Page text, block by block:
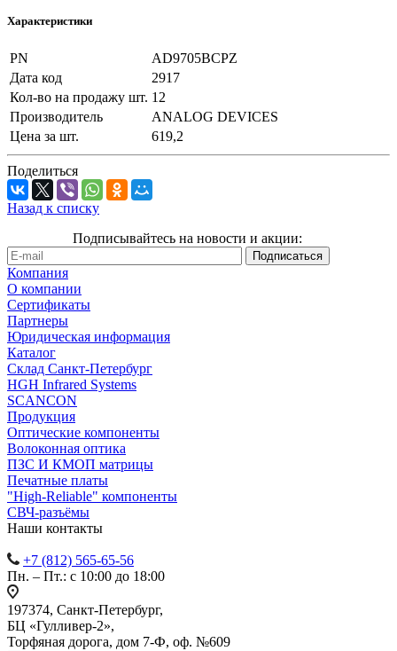
Характеристики
PN
AD9705BCPZ
Дата код
2917
Кол-во на продажу шт. 12
Производитель
ANALOG DEVICES
Цена за шт.
619,2
Поделиться
Назад к списку
Подписывайтесь на новости и акции:
Компания
О компании
Сертификаты
Партнеры
Юридическая информация
Каталог
Cклад Санкт-Петербург
HGH Infrared Systems
SCANCON
Продукция
Оптические компоненты
Волоконная оптика
ПЗС И КМОП матрицы
Печатные платы
"High-Reliable" компоненты
СВЧ-разъёмы
Наши контакты
+7 (812) 565-65-56
Пн. – Пт.: с 10:00 до 18:00
197374, Санкт-Петербург,
БЦ «Гулливер-2»,
Торфяная дорога, дом 7-Ф, оф. №609